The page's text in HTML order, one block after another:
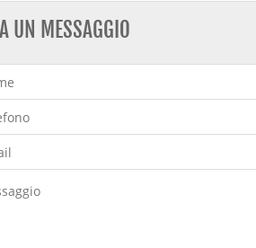
UN MESSAGGIO